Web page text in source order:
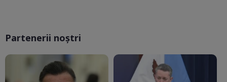
Partenerii noștri